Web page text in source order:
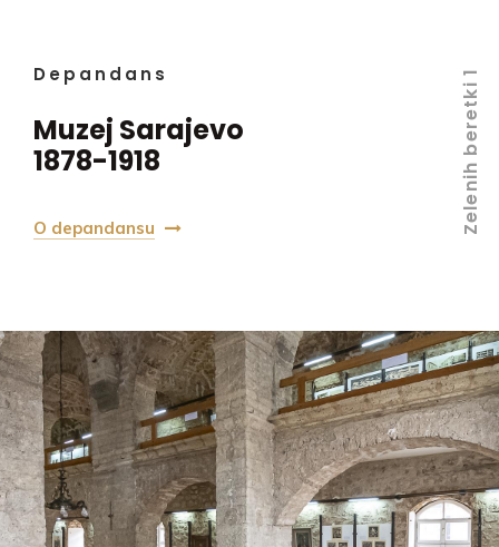
Zelenih beretki 1
Depandans
Muzej Sarajevo
1878-1918
O depandansu